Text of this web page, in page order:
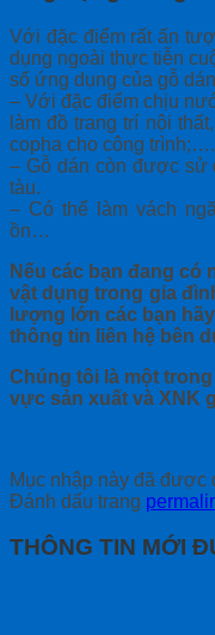
Với đặc điểm rất ấn
dụng ngoài thực tiễn
số ứng dụng của gỗ
– Với đặc điểm chịu
làm đồ trang trí nội
copha cho công trình;….
– Gỗ dán còn được sử
tàu.
– Có thể làm vách
ồn…
Nếu các bạn đang có
vật dụng trong gia
lượng lớn các bạn
thông tin liên hệ bên
Chúng tôi là một
vực sản xuất và XNK
Mục nhập này đã được
Đánh dấu trang
THÔNG TIN MỚI